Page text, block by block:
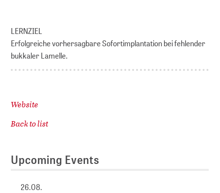
LERNZIEL
Erfolgreiche vorhersagbare Sofortimplantation bei fehlender
bukkaler Lamelle.
Website
Back to list
Upcoming Events
26.08.